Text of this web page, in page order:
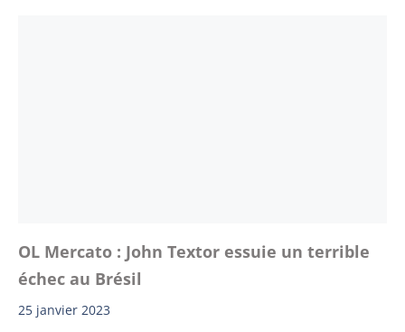
OL Mercato : John Textor essuie un terrible
échec au Brésil
25 janvier 2023